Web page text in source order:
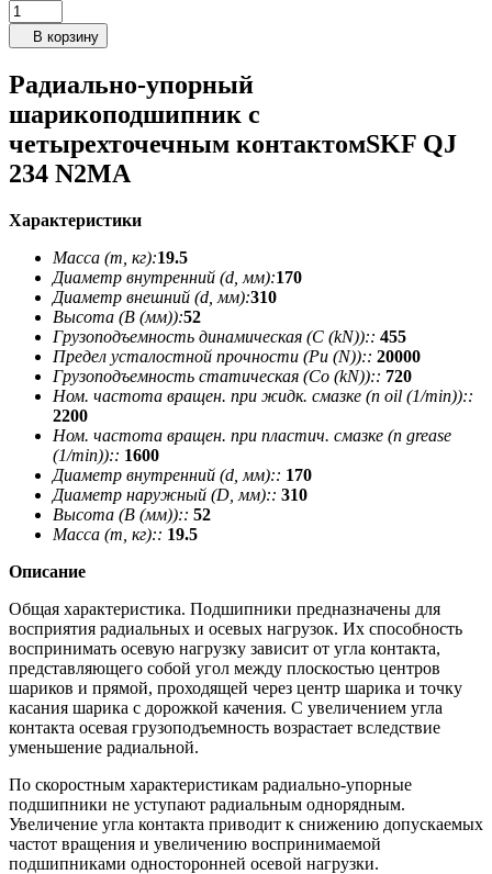
В корзину
Радиально-упорный
шарикоподшипник с
четырехточечным контактомSKF QJ
234 N2MA
Характеристики
Масса (m, кг):19.5
Диаметр внутренний (d, мм):170
Диаметр внешний (d, мм):310
Высота (В (мм)):52
Грузоподъемность динамическая (C (kN)):: 455
Предел усталостной прочности (Pu (N)):: 20000
Грузоподъемность статическая (Co (kN)):: 720
Ном. частота вращен. при жидк. смазке (n oil (1/min))::
2200
Ном. частота вращен. при пластич. смазке (n grease
(1/min)):: 1600
Диаметр внутренний (d, мм):: 170
Диаметр наружный (D, мм):: 310
Высота (В (мм)):: 52
Масса (m, кг):: 19.5
Описание
Общая характеристика. Подшипники предназначены для
восприятия радиальных и осевых нагрузок. Их способность
воспринимать осевую нагрузку зависит от угла контакта,
представляющего собой угол между плоскостью центров
шариков и прямой, проходящей через центр шарика и точку
касания шарика с дорожкой качения. С увеличением угла
контакта осевая грузоподъемность возрастает вследствие
уменьшение радиальной.
По скоростным характеристикам радиально-упорные
подшипники не уступают радиальным однорядным.
Увеличение угла контакта приводит к снижению допускаемых
частот вращения и увеличению воспринимаемой
подшипниками односторонней осевой нагрузки.